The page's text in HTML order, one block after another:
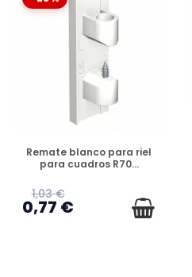
Remate blanco para riel
para cuadros R70...
1,03 €
0,77 €